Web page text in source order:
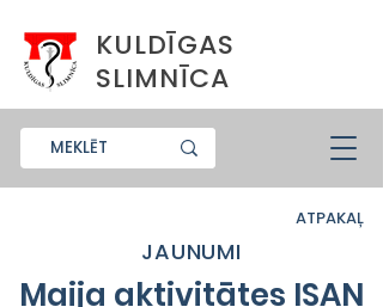
KULDĪGAS
SLIMNĪCA
ATPAKAĻ
JAUNUMI
Maija aktivitātes ISAN